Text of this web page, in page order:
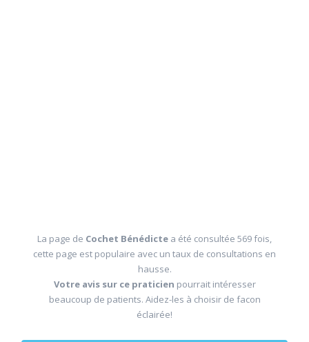
La page de Cochet Bénédicte a été consultée 569 fois,
cette page est populaire avec un taux de consultations en
hausse.
Votre avis sur ce praticien pourrait intéresser
beaucoup de patients. Aidez-les à choisir de facon
éclairée!